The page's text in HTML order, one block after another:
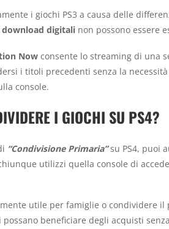
i giochi PS3 a causa delle
download digitali non possono essere
Now consente lo streaming di una
i titoli precedenti senza la
console.
I GIOCHI SU PS4?
“Condivisione Primaria”su PS4, puoi
utilizzi quella console di
utile per famiglie o condividere
beneficiare degli acquisti